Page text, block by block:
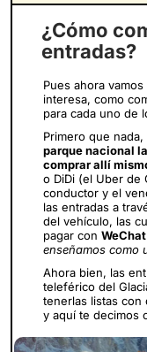
¿Cómo
entradas?
Pues ahora
interesa, como
para cada uno de
Primero que nada,
parque nacional
comprar allí
o DiDi (el Uber de
conductor y el
las entradas a
del vehículo, las
pagar con
enseñamos como
Ahora bien, las
teleférico del
tenerlas listas con
y aquí te decimos